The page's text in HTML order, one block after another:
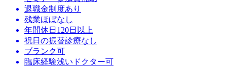
退職金制度あり
残業ほぼなし
年間休日120日以上
祝日の振替診療なし
ブランク可
臨床経験浅いドクター可